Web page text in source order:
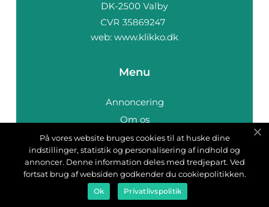
web: www.klikko.dk
Menu
Annoncering
Om os
Cookies
Kontakt os
Sitemap
På vores website bruges cookies til at huske dine
indstillinger, statistik og personalisering af indhold og
annoncer. Denne information deles med tredjepart. Ved
fortsat brug af websiden godkender du cookiepolitikken.
Ok Privatlivspolitik